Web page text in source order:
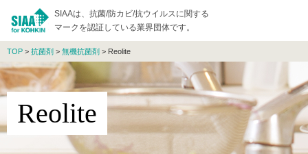
SIAAは、抗菌/防カビ/抗ウイルスに関する
マークを認証している業界団体です。
TOP > 抗菌剤 > 無機抗菌剤 > Reolite
Reolite